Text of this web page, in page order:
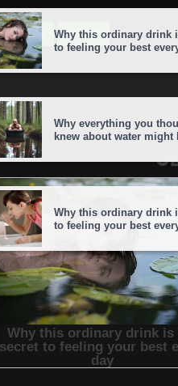
LOGIN SIGNUP